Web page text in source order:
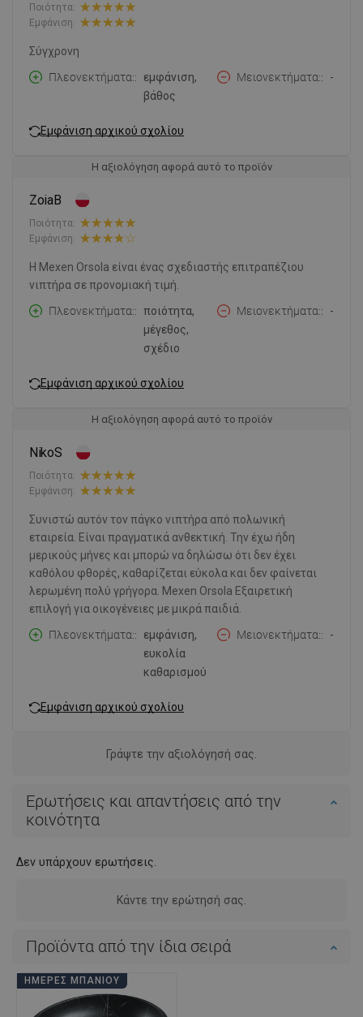
Ποιότητα:
Εμφάνιση:
Σύγχρονη
Πλεονεκτήματα:
εμφάνιση,
βάθος
Μειονεκτήματα: -
Εμφάνιση αρχικού σχολίου
Η αξιολόγηση αφορά αυτό το προϊόν
ZoiaB
Ποιότητα:
Εμφάνιση:
Η Mexen Orsola είναι ένας σχεδιαστής επιτραπέζιου
νιπτήρα σε προνομιακή τιμή.
Πλεονεκτήματα:
ποιότητα,
μέγεθος,
σχέδιο
Μειονεκτήματα: -
Εμφάνιση αρχικού σχολίου
Η αξιολόγηση αφορά αυτό το προϊόν
NikoS
Ποιότητα:
Εμφάνιση:
Συνιστώ αυτόν τον πάγκο νιπτήρα από πολωνική
εταιρεία. Είναι πραγματικά ανθεκτική. Την έχω ήδη
μερικούς μήνες και μπορώ να δηλώσω ότι δεν έχει
καθόλου φθορές, καθαρίζεται εύκολα και δεν φαίνεται
λερωμένη πολύ γρήγορα. Mexen Orsola Εξαιρετική
επιλογή για οικογένειες με μικρά παιδιά.
Πλεονεκτήματα:
εμφάνιση,
ευκολία
καθαρισμού
Μειονεκτήματα: -
Εμφάνιση αρχικού σχολίου
Γράψτε την αξιολόγησή σας.
Ερωτήσεις και απαντήσεις από την
κοινότητα
Δεν υπάρχουν ερωτήσεις.
Κάντε την ερώτησή σας.
Προϊόντα από την ίδια σειρά
ΗΜΈΡΕΣ ΜΠΆΝΙΟΥ